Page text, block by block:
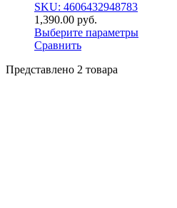
SKU: 4606432948783
1,390.00 руб.
Выберите параметры
Сравнить
Представлено 2 товара